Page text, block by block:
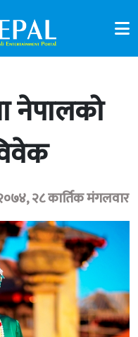
नेपालको
२८ कार्तिक मंगलवार